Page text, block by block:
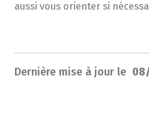
aussi vous orienter si
Dernière mise à jour le